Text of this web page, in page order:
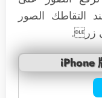
التقاطك الصور
زر.
iPhone